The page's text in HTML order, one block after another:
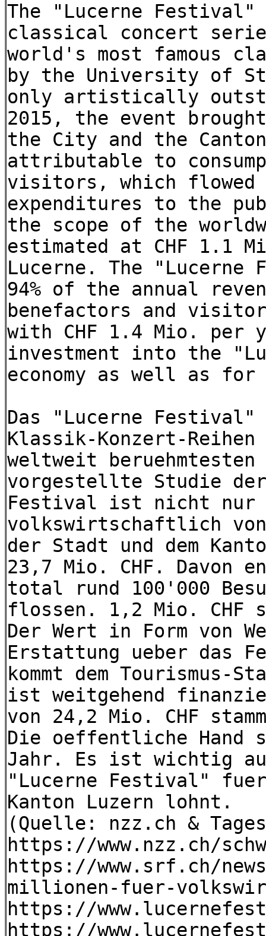
The "Lucerne
classical concert
world's most famous
by the University of
only artistically
2015, the event
the City and the
attributable to
visitors, which flowed
expenditures to the
the scope of the
estimated at CHF 1.1
Lucerne. The
94% of the annual
benefactors and
with CHF 1.4 Mio.
investment into the
economy as well as
Das "Lucerne
Klassik-Konzert-
weltweit
vorgestellte Studie
Festival ist nicht nur
volkswirtschaftlich von
der Stadt und dem
23,7 Mio. CHF. Davon
total rund 100'000
flossen. 1,2 Mio. CHF
Der Wert in Form von
Erstattung ueber das
kommt dem
ist weitgehend
von 24,2 Mio. CHF
Die oeffentliche Hand
Jahr. Es ist wichtig
"Lucerne Festival"
Kanton Luzern lohnt.
(Quelle: nzz.ch &
https://www.nzz.ch/
https://www.srf.ch/
millionen-fuer-
https://
https://